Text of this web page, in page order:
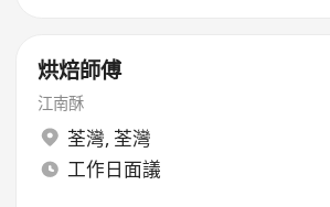
烘焙師傅
江南酥
荃灣, 荃灣
工作日面議